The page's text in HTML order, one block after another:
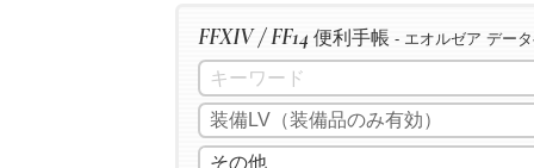
FFXIV / FF14 便利手帳 - エオルゼア デー